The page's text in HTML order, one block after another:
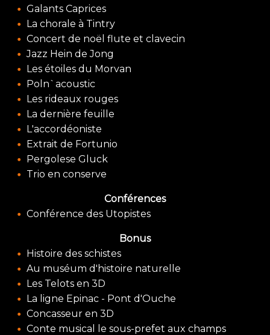
Galants Caprices
La chorale à Tintry
Concert de noël flute et clavecin
Jazz Hein de Jong
Les étoiles du Morvan
Poln`acoustic
Les rideaux rouges
La dernière feuille
L'accordéoniste
Extrait de Fortunio
Pergolese Gluck
Trio en conserve
Conférences
Conférence des Utopistes
Bonus
Histoire des schistes
Au muséum d'histoire naturelle
Les Telots en 3D
La ligne Epinac - Pont d'Ouche
Concasseur en 3D
Conte musical le sous-prefet aux champs